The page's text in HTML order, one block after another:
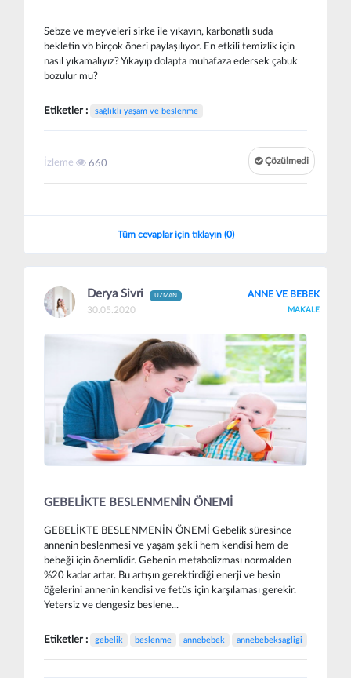
Sebze ve meyveleri sirke ile yıkayın, karbonatlı suda
bekletin vb birçok öneri paylaşılıyor. En etkili temizlik için
nasıl yıkamalıyız? Yıkayıp dolapta muhafaza edersek çabuk
bozulur mu?
Etiketler : sağlıklı yaşam ve beslenme
Çözülmedi
İzleme 660
Tüm cevaplar için tıklayın (0)
Derya Sivri UZMAN
30.05.2020
ANNE VE BEBEK
MAKALE
GEBELİKTE BESLENMENİN ÖNEMİ
GEBELİKTE BESLENMENİN ÖNEMİ Gebelik süresince
annenin beslenmesi ve yaşam şekli hem kendisi hem de
bebeği için önemlidir. Gebenin metabolizması normalden
%20 kadar artar. Bu artışın gerektirdiği enerji ve besin
öğelerini annenin kendisi ve fetüs için karşılaması gerekir.
Yetersiz ve dengesiz beslene...
Etiketler : gebelik beslenme annebebek annebebeksagligi